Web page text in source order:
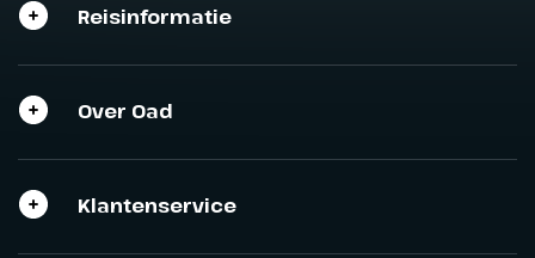
Reisinformatie
Over Oad
Klantenservice